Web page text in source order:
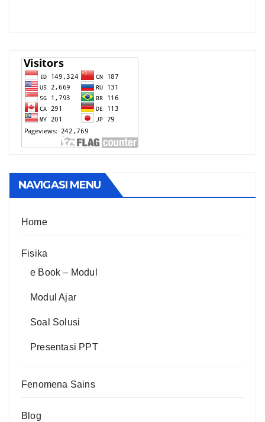
NAVIGASI MENU
Home
Fisika
e Book – Modul
Modul Ajar
Soal Solusi
Presentasi PPT
Fenomena Sains
Blog